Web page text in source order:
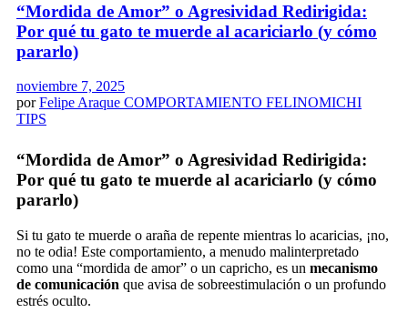
“Mordida de Amor” o Agresividad Redirigida:
Por qué tu gato te muerde al acariciarlo (y cómo
pararlo)
noviembre 7, 2025
por Felipe Araque COMPORTAMIENTO FELINOMICHI
TIPS
“Mordida de Amor” o Agresividad Redirigida:
Por qué tu gato te muerde al acariciarlo (y cómo
pararlo)
Si tu gato te muerde o araña de repente mientras lo acaricias, ¡no,
no te odia! Este comportamiento, a menudo malinterpretado
como una “mordida de amor” o un capricho, es un mecanismo
de comunicación que avisa de sobreestimulación o un profundo
estrés oculto.